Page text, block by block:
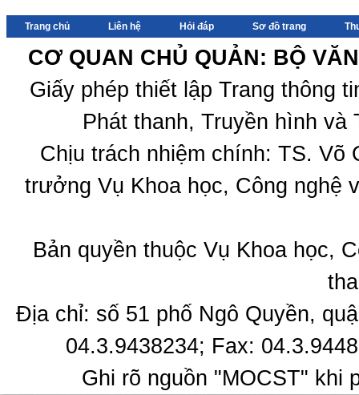
Trang chủ Liên hệ Hỏi đáp Sơ đồ trang
CƠ QUAN CHỦ QUẢN: BỘ
Giấy phép thiết lập Trang thông
Phát thanh, Truyền hình
Chịu trách nhiệm chính: TS.
trưởng Vụ Khoa học, Công nghệ
Bản quyền thuộc Vụ Khoa học,
Địa chỉ: số 51 phố Ngô Quyền,
04.3.9438234; Fax:
Ghi rõ nguồn "MOCST" khi